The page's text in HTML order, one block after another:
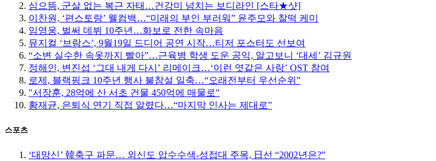
심으뜸, 군살 없는 복근 자태…건강미 넘치는 보디라인 [스타★샷]
이찬원, ‘편스토랑’ 웰컴백…“미래의 부인 부러워” 윤주모와 찰떡 케미
임영웅, 벌써 데뷔 10주년…화보로 전한 속마음
뮤지컬 ‘브람스’, 9월19일 드디어 공연 시작…티저 포스터도 선보여
“소변 실수한 속옷까지 빨아”…근육병 학생 도운 공익, 알고보니 ‘대세’ 김규원
정해인, 변진섭 ‘그대 내게 다시’ 리메이크…‘이런 엿같은 사랑’ OST 참여
로제, 블랙핑크 10주년 행사 불참설 일축…“오래전부터 우선순위”
"서장훈, 28억에 산 서초 건물 450억에 매물로"
황재균, 은퇴식 연기 직접 알렸다…“마지막 인사는 제대로”
스포츠
‘대망신’ 韓축구 파문… 외신도 압수수색-성접대 주목, 日선 “2002년은?”